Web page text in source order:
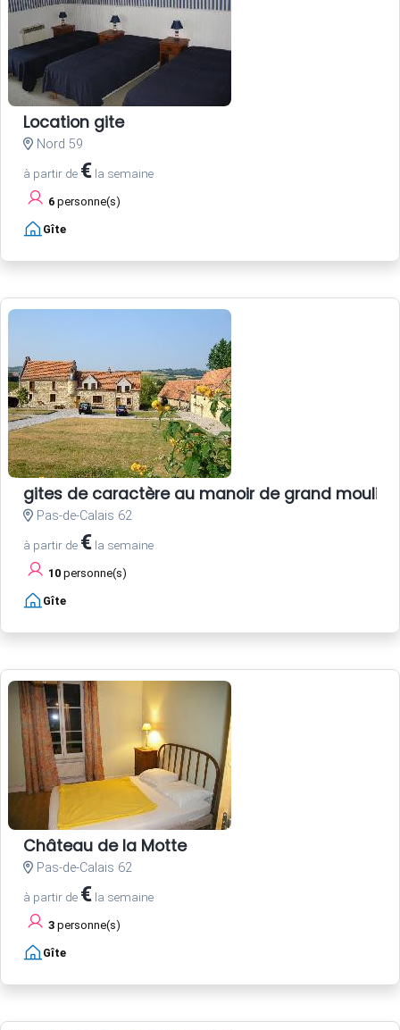
Location gite
Nord 59
à partir de € la semaine
6 personne(s)
Gîte
gites de caractère au manoir de grand moulin
Pas-de-Calais 62
à partir de € la semaine
10 personne(s)
Gîte
Château de la Motte
Pas-de-Calais 62
à partir de € la semaine
3 personne(s)
Gîte